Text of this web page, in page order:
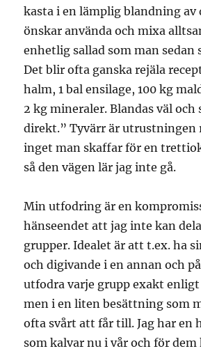
kasta i en lämplig blandning av
önskar använda och mixa
enhetlig sallad som man sedan
Det blir ofta ganska rejäla
halm, 1 bal ensilage, 100 kg
2 kg mineraler. Blandas väl och
direkt.” Tyvärr är utrustningen
inget man skaffar för en
så den vägen lär jag inte gå.
Min utfodring är en
hänseendet att jag inte kan
grupper. Idealet är att t.ex. ha
och digivande i en annan och
utfodra varje grupp exakt enligt
men i en liten besättning som
ofta svårt att får till. Jag har en
som kalvar nu i vår och för